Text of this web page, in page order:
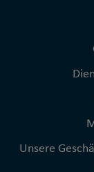
Unsere